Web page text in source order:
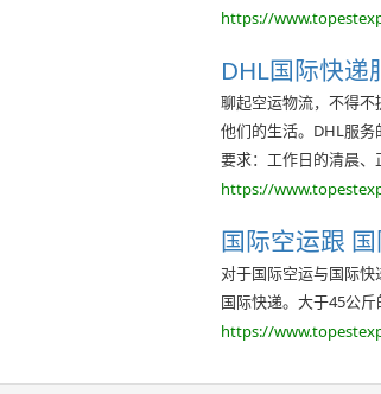
https://
DHL国际快递
聊起空运物流，不得
他们的生活。DHL服
要求：工作日的清晨
https://
国际空运跟
对于国际空运与国际
国际快递。大于45公
https://